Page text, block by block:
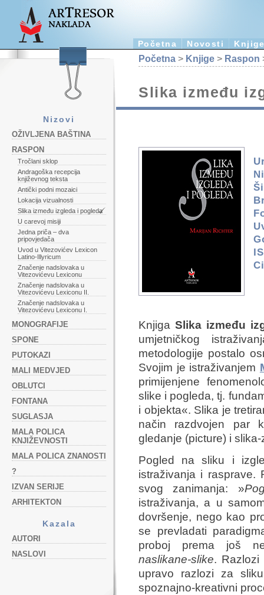
Početna Novosti
Nizovi
OŽIVLJENA BAŠTINA
RASPON
Tročlani sklop
Andragoška recepcija
književnog teksta
Antički podni mozaici
Lokacija vizualnosti
Slika između izgleda i pogleda
U carevoj misiji
Jedna priča – dva
pripovjedača
Uvod u Vitezovićev Lexicon
Latino-Illyricum
Značenje nadslovaka u
Vitezovićevu Lexiconu
Značenje nadslovaka u
Vitezovićevu Lexiconu II.
Značenje nadslovaka u
Vitezovićevu Lexiconu I.
MONOGRAFIJE
SPONE
PUTOKAZI
MALI MEDVJED
OBLUTCI
FONTANA
SUGLASJA
MALA POLICA
KNJIŽEVNOSTI
MALA POLICA ZNANOSTI
?
IZVAN SERIJE
ARHITEKTON
Kazala
AUTORI
NASLOVI
Početna > Knjige > Raspon
Slika između
Knjiga Slika između
umjetničkog
metodologije postalo
Svojim je istraživanjem
primijenjene
slike i pogleda, tj.
i objekta«. Slika je
način razdvojen par
gledanje (picture) i
Pogled na sliku i
istraživanja i rasprave.
svog zanimanja: »
istraživanja, a u
dovršenje, nego kao
se prevladati
proboj prema još
naslikane-slike. Razlozi
upravo razlozi za
spoznajno-kreativni